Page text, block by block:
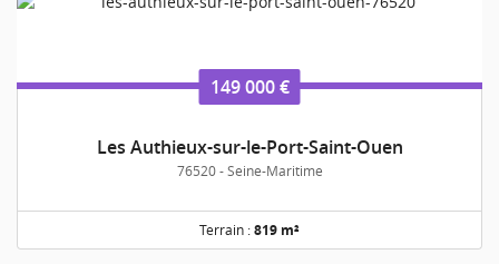
149 000 €
Les Authieux-sur-le-Port-Saint-Ouen
76520 - Seine-Maritime
Terrain :819 m²